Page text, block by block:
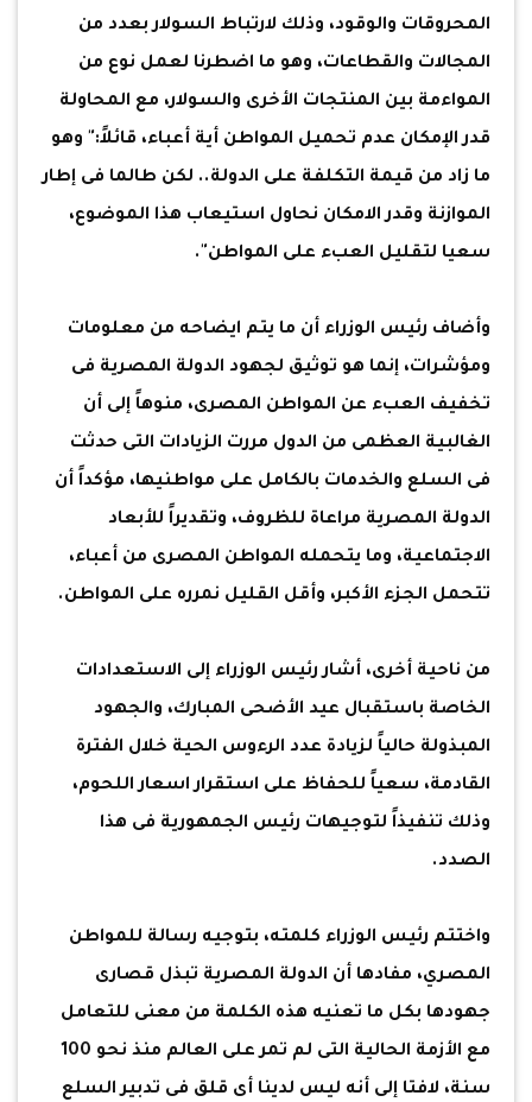
المحروقات والوقود، وذلك لارتباط السولار بعدد من
المجالات والقطاعات، وهو ما اضطرنا لعمل نوع من
المواءمة بين المنتجات الأخرى والسولار، مع المحاولة
قدر الإمكان عدم تحميل المواطن أية أعباء، قائلاً:" وهو
ما زاد من قيمة التكلفة على الدولة.. لكن طالما فى إطار
الموازنة وقدر الامكان نحاول استيعاب هذا الموضوع،
سعيا لتقليل العبء على المواطن".
وأضاف رئيس الوزراء أن ما يتم ايضاحه من معلومات
ومؤشرات، إنما هو توثيق لجهود الدولة المصرية فى
تخفيف العبء عن المواطن المصرى، منوهاً إلى أن
الغالبية العظمى من الدول مررت الزيادات التى حدثت
فى السلع والخدمات بالكامل على مواطنيها، مؤكداً أن
الدولة المصرية مراعاة للظروف، وتقديراً للأبعاد
الاجتماعية، وما يتحمله المواطن المصرى من أعباء،
تتحمل الجزء الأكبر، وأقل القليل نمرره على المواطن.
من ناحية أخرى، أشار رئيس الوزراء إلى الاستعدادات
الخاصة باستقبال عيد الأضحى المبارك، والجهود
المبذولة حالياً لزيادة عدد الرءوس الحية خلال الفترة
القادمة، سعياً للحفاظ على استقرار اسعار اللحوم،
وذلك تنفيذاً لتوجيهات رئيس الجمهورية فى هذا
الصدد.
واختتم رئيس الوزراء كلمته، بتوجيه رسالة للمواطن
المصري، مفادها أن الدولة المصرية تبذل قصارى
جهودها بكل ما تعنيه هذه الكلمة من معنى للتعامل
مع الأزمة الحالية التى لم تمر على العالم منذ نحو 100
سنة، لافتا إلى أنه ليس لدينا أى قلق فى تدبير السلع